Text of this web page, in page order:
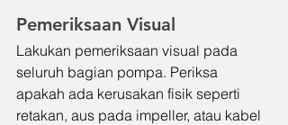
Pemeriksaan Visual
Lakukan pemeriksaan visual pada
seluruh bagian pompa. Periksa
apakah ada kerusakan fisik seperti
retakan, aus pada impeller, atau kabel